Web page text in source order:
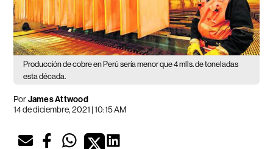
Producción de cobre en Perú sería menor que 4 mlls. de toneladas
esta década.
PorJames Attwood
14 de diciembre, 2021 | 10:15 AM